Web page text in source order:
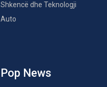
Shkencë dhe Teknologji
Auto
Pop News